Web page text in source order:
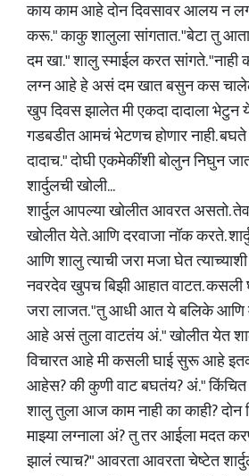
काय काम आहे दोन दिवसावर आलय न
करू." काकु शालुला सांगतात. "बेटा तु
दम खा." शालु स्माईल करत सांगते.
लग्न आहे हे असं दम खात बसुन कस
खुप दिवस झालेत मी एकदा दादाला भेटुन
गडबडीत आमचं भेटणच होणार नाही.
दादाच." दोघी एकमेकींशी बोलुन निघुन
शार्दुलची खोली...
शार्दुल आपल्या खोलीत आवरत असतो.
खोलीत येते. आणि दरवाजा नॉक करते.
आणि शालु त्याची जरा मजा घेत
नवरदेव खुपच बिझी आहात वाटत. कसली
जरा लाजत. "तु आधी आत ये बलिके आणि
आहे असं तुला वाटतंय अं." खोलीत येत
विचारत आहे मी कसली घाई सुरू आहे
आहेस? की कुणी वाट बघतंय? अं." किंचित
शालु तुला आज काम नाही का काही? दोन
माझ्या लग्नाला अं? तु तर आईला मदत
झालं त्याच?" आवरता आवरता चेष्टेत